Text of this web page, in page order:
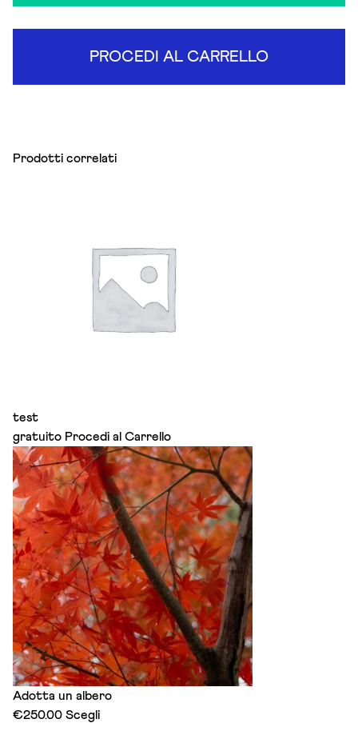
PROCEDI AL CARRELLO
Prodotti correlati
test
gratuito Procedi al Carrello
Adotta un albero
€250.00 ScegliThis